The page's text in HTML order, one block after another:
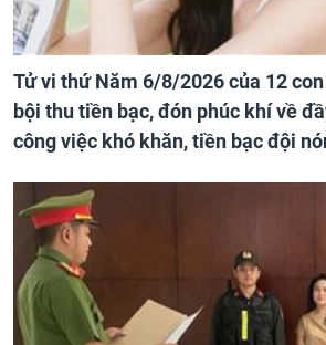
Tử vi thứ Năm 6/8/2026 của 12
bội thu tiền bạc, đón phúc khí về
công việc khó khăn, tiền bạc đội